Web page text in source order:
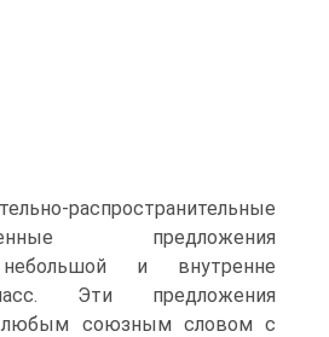
распространительные
предложения
и внутренне
Эти предложения
любым союзным словом с